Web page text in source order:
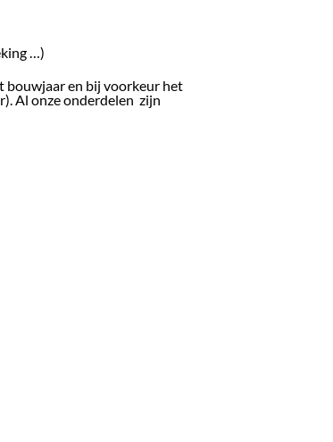
…)
bouwjaar en bij voorkeur het
Al onze onderdelen zijn